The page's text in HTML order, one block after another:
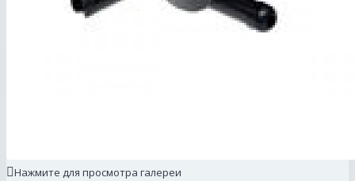
Нажмите для просмотра галереи